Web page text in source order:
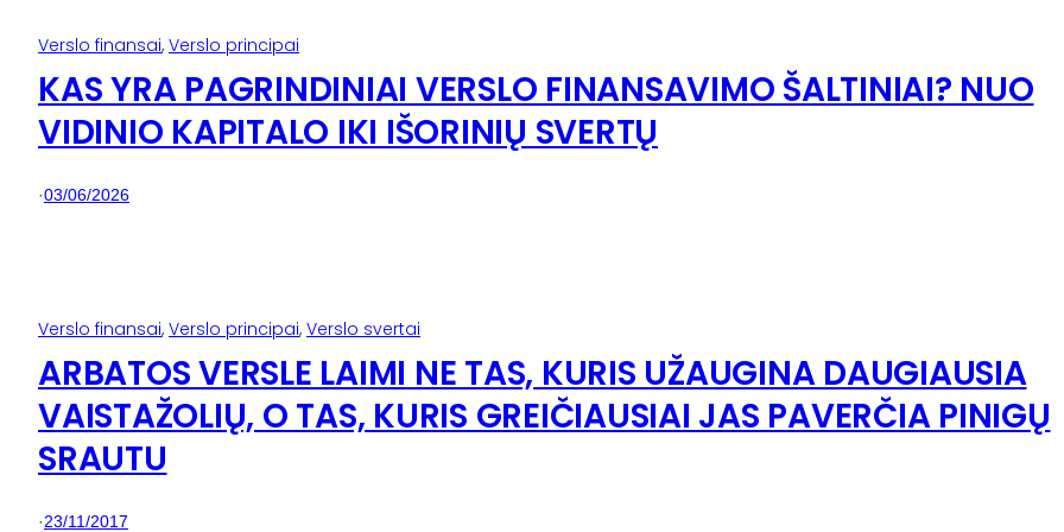
Verslo finansai, Verslo principai
KAS YRA PAGRINDINIAI VERSLO FINANSAVIMO ŠALTINIAI? NUO
VIDINIO KAPITALO IKI IŠORINIŲ SVERTŲ
·03/06/2026
Verslo finansai, Verslo principai, Verslo svertai
ARBATOS VERSLE LAIMI NE TAS, KURIS UŽAUGINA DAUGIAUSIA
VAISTAŽOLIŲ, O TAS, KURIS GREIČIAUSIAI JAS PAVERČIA PINIGŲ
SRAUTU
·23/11/2017